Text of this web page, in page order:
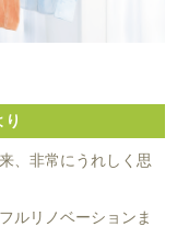
、非常にうれしく思
ルリノベーションま